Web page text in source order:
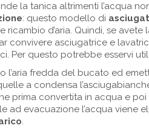
la tanica altrimenti l’acqua
: questo modello di
ricambio d’aria. Quindi, se
convivere asciugatrice e
Per questo potrebbe esservi
l’aria fredda del bucato ed
a condensa
prima convertita in acqua e
ad evacuazione l’acqua viene
.